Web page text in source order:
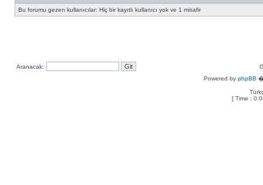
Bu forumu gezen kullanıcılar: Hiç bir kayıtlı kullanıcı yok ve 1 misafir
Aranacak:
Powered by phpBB �
[ Time :